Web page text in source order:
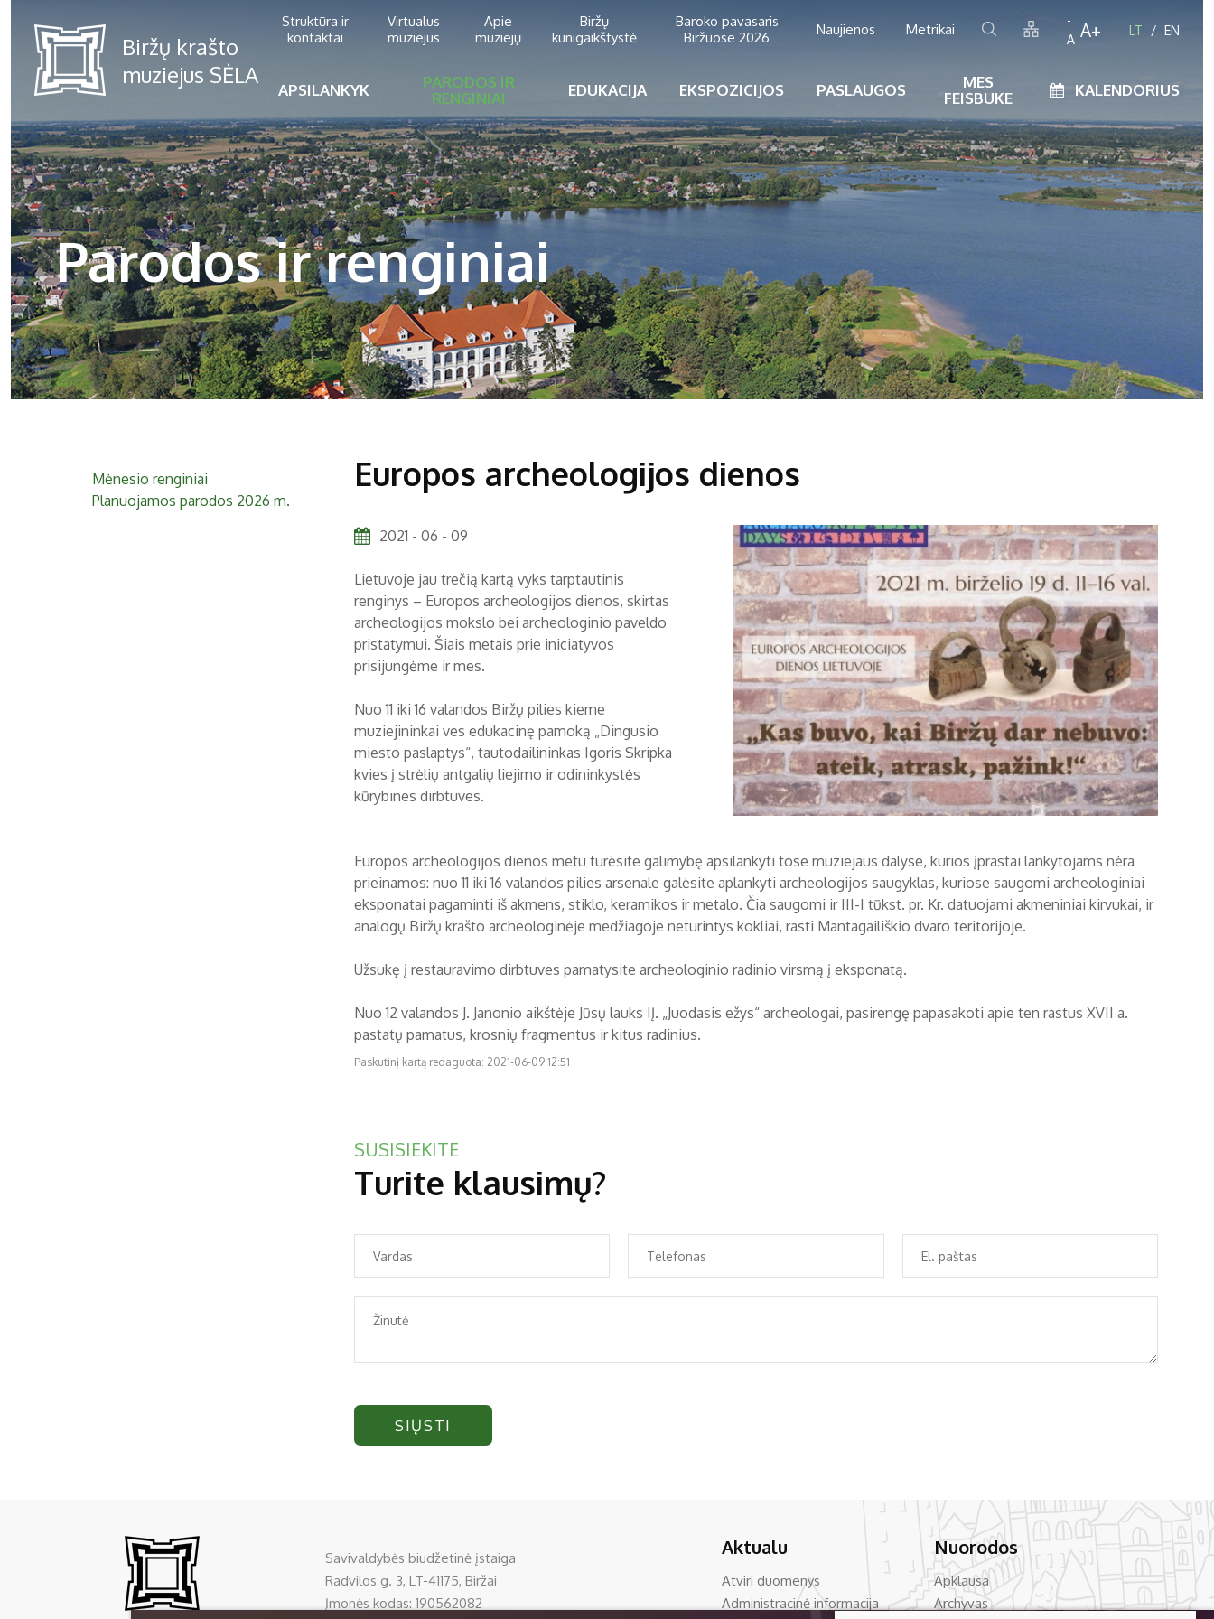
Struktūra ir
kontaktai
Virtualus
muziejus
Apie
muziejų
Biržų
kunigaikštystė
Baroko pavasaris
Biržuose 2026
Naujienos Metrikai
-
A A+ LT EN
APSILANKYK
PARODOS IR
RENGINIAI
EDUKACIJA EKSPOZICIJOS PASLAUGOS
MES
FEISBUKE
KALENDORIUS
Parodos ir renginiai
Mėnesio renginiai
Planuojamos parodos 2026 m.
Europos archeologijos dienos
2021 - 06 - 09
Lietuvoje jau trečią kartą vyks tarptautinis
renginys – Europos archeologijos dienos, skirtas
archeologijos mokslo bei archeologinio paveldo
pristatymui. Šiais metais prie iniciatyvos
prisijungėme ir mes.
Nuo 11 iki 16 valandos Biržų pilies kieme
muziejininkai ves edukacinę pamoką „Dingusio
miesto paslaptys“, tautodailininkas Igoris Skripka
kvies į strėlių antgalių liejimo ir odininkystės
kūrybines dirbtuves.
Europos archeologijos dienos metu turėsite galimybę apsilankyti tose muziejaus dalyse, kurios įprastai lankytojams nėra
prieinamos: nuo 11 iki 16 valandos pilies arsenale galėsite aplankyti archeologijos saugyklas, kuriose saugomi archeologiniai
eksponatai pagaminti iš akmens, stiklo, keramikos ir metalo. Čia saugomi ir III-I tūkst. pr. Kr. datuojami akmeniniai kirvukai, ir
analogų Biržų krašto archeologinėje medžiagoje neturintys kokliai, rasti Mantagailiškio dvaro teritorijoje.
Užsukę į restauravimo dirbtuves pamatysite archeologinio radinio virsmą į eksponatą.
Nuo 12 valandos J. Janonio aikštėje Jūsų lauks IĮ. „Juodasis ežys“ archeologai, pasirengę papasakoti apie ten rastus XVII a.
pastatų pamatus, krosnių fragmentus ir kitus radinius.
Paskutinį kartą redaguota: 2021-06-09 12:51
SUSISIEKITE
Turite klausimų?
SIŲSTI
Savivaldybės biudžetinė įstaiga
Radvilos g. 3, LT-41175, Biržai
Įmonės kodas: 190562082
Aktualu
Atviri duomenys
Administracinė informacija
Nuorodos
Apklausa
Archyvas